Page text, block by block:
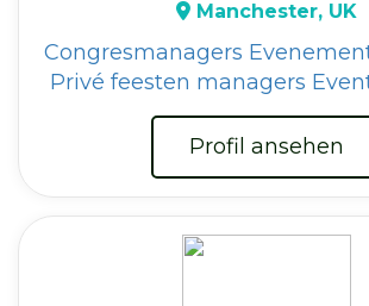
Manchester, UK
Congresmanagers
Privé feesten managers
Profil ansehen